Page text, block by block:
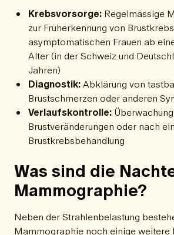
Krebsvorsorge: Regelmässige
zur Früherkennung von
asymptomatischen Frauen ab
Alter (in der Schweiz und
Jahren)
Diagnostik:Abklärung von
Brustschmerzen oder anderen
Verlaufskontrolle:
Brustveränderungen oder nach
Brustkrebsbehandlung
Was sind die
Mammographie?
Neben der Strahlenbelastung
Mammographie noch einige weitere